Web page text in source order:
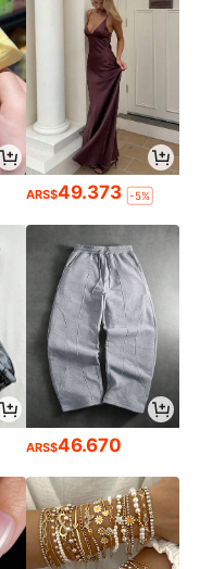
ARS$49.373 -5%
ARS$46.670